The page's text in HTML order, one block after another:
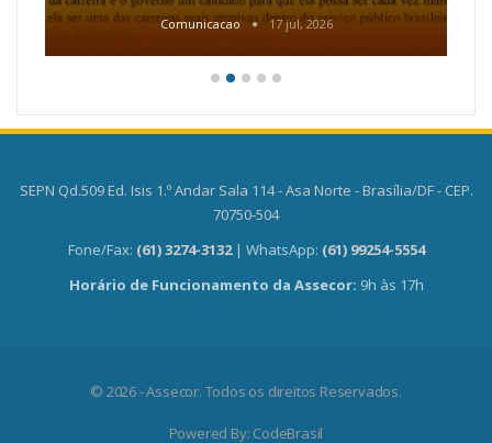
Comunicacao 17 jul, 2026
SEPN Qd.509 Ed. Isis 1.º Andar Sala 114 - Asa Norte - Brasília/DF - CEP.
70750-504
Fone/Fax: (61) 3274-3132 | WhatsApp: (61) 99254-5554
Horário de Funcionamento da Assecor: 9h às 17h
© 2026 - Assecor. Todos os direitos Reservados.
Powered By: CodeBrasil